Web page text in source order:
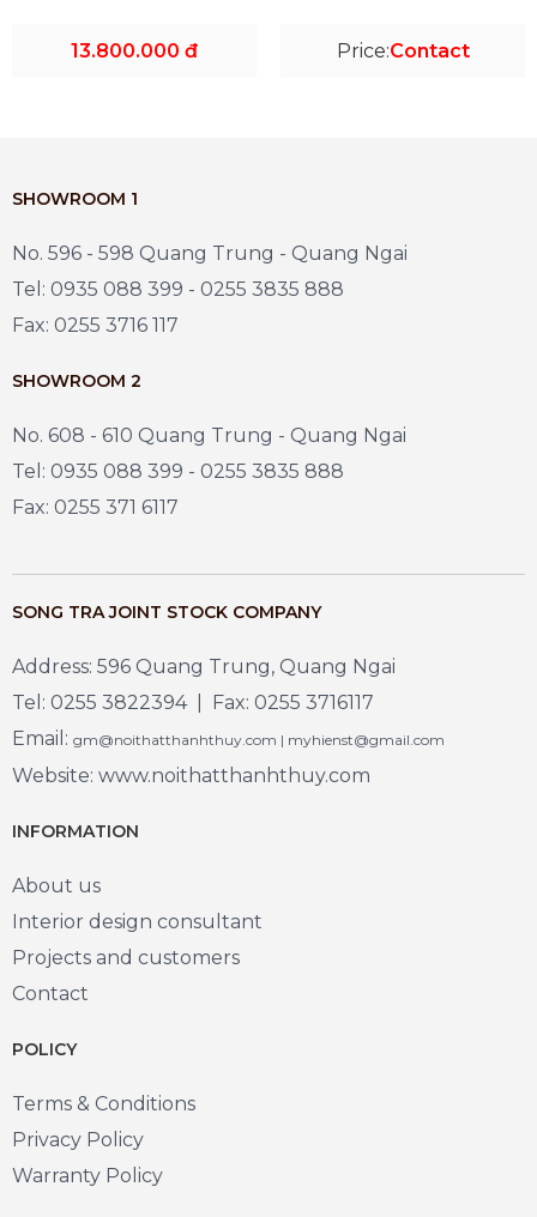
13.800.000 đ Price:Contact
SHOWROOM 1
No. 596 - 598 Quang Trung - Quang Ngai
Tel: 0935 088 399 - 0255 3835 888
Fax: 0255 3716 117
SHOWROOM 2
No. 608 - 610 Quang Trung - Quang Ngai
Tel: 0935 088 399 - 0255 3835 888
Fax: 0255 371 6117
SONG TRA JOINT STOCK COMPANY
Address: 596 Quang Trung, Quang Ngai
Tel: 0255 3822394 | Fax: 0255 3716117
Email: gm@noithatthanhthuy.com | myhienst@gmail.com
Website: www.noithatthanhthuy.com
INFORMATION
About us
Interior design consultant
Projects and customers
Contact
POLICY
Terms & Conditions
Privacy Policy
Warranty Policy